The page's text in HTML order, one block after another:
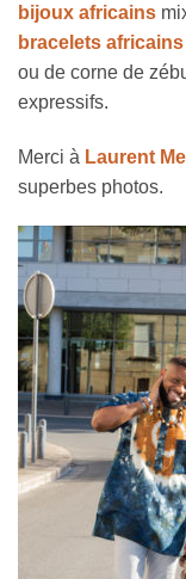
bijoux africains
bracelets africains
ou de corne de
expressifs.
Merci à Laurent
superbes photos.